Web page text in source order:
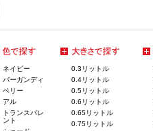
ネイビー
バーガンディ
ベリー
アル
トランスパレ
ント
0.3リットル
0.4リットル
0.5リットル
0.6リットル
0.65リットル
0.75リットル